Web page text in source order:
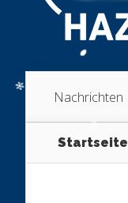
Nachrichten
Startseite